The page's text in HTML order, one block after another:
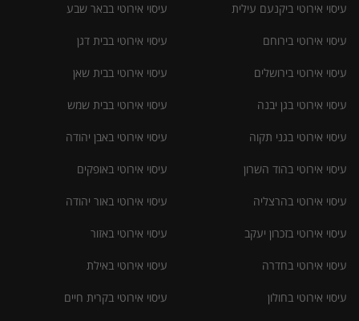
עיסוי אירוטי ביקנעם עילית
עיסוי אירוטי בירוחם
עיסוי אירוטי בירושלים
עיסוי אירוטי בגן יבנה
עיסוי אירוטי בגני תקוה
עיסוי אירוטי בהוד השרון
עיסוי אירוטי בהרצליה
עיסוי אירוטי בזכרון יעקב
עיסוי אירוטי בחדרה
עיסוי אירוטי בחולון
עיסוי אירוטי בבאר שבע
עיסוי אירוטי בבית דגן
עיסוי אירוטי בבית שאן
עיסוי אירוטי בבית שמש
עיסוי אירוטי באבן יהודה
עיסוי אירוטי באופקים
עיסוי אירוטי באור יהודה
עיסוי אירוטי באזור
עיסוי אירוטי באילת
עיסוי אירוטי בקרית חיים